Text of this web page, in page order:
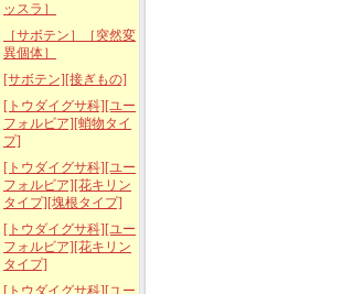
ッスラ］
［サボテン］［突然変
異個体］
[サボテン][接ぎもの]
[トウダイグサ科][ユー
フォルビア][蛸物タイ
プ]
[トウダイグサ科][ユー
フォルビア][花キリン
タイプ][塊根タイプ]
[トウダイグサ科][ユー
フォルビア][花キリン
タイプ]
[トウダイグサ科][ユー